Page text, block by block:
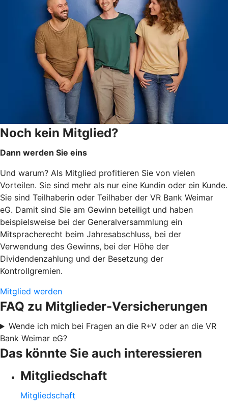
Noch kein Mitglied?
Dann werden Sie eins
Und warum? Als Mitglied profitieren Sie von vielen
Vorteilen. Sie sind mehr als nur eine Kundin oder ein Kunde.
Sie sind Teilhaberin oder Teilhaber der VR Bank Weimar
eG. Damit sind Sie am Gewinn beteiligt und haben
beispielsweise bei der Generalversammlung ein
Mitspracherecht beim Jahresabschluss, bei der
Verwendung des Gewinns, bei der Höhe der
Dividendenzahlung und der Besetzung der
Kontrollgremien.
Mitglied werden
FAQ zu Mitglieder-Versicherungen
Wende ich mich bei Fragen an die R+V oder an die VR
Bank Weimar eG?
Das könnte Sie auch interessieren
Mitgliedschaft
Mitgliedschaft